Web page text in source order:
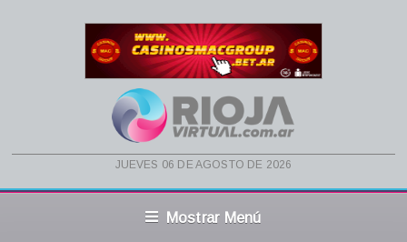
jueves 06 de agosto de 2026
Mostrar Menú